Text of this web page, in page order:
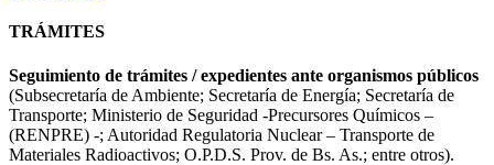
TRÁMITES
Seguimiento de trámites / expedientes ante organismos públicos
(Subsecretaría de Ambiente; Secretaría de Energía; Secretaría de
Transporte; Ministerio de Seguridad -Precursores Químicos –
(RENPRE) -; Autoridad Regulatoria Nuclear – Transporte de
Materiales Radioactivos; O.P.D.S. Prov. de Bs. As.; entre otros).